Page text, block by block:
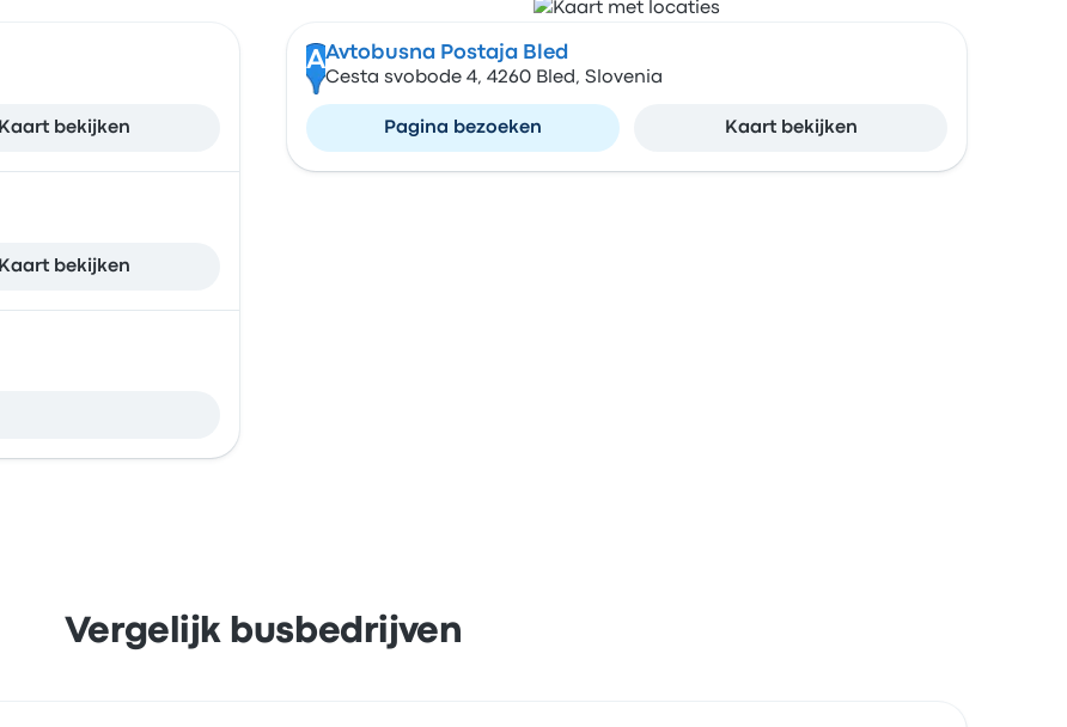
Kaart bekijken
Kaart bekijken
AAvtobusna Postaja Bled
Cesta svobode 4, 4260 Bled, Slovenia
Pagina bezoeken Kaart bekijken
Vergelijk busbedrijven